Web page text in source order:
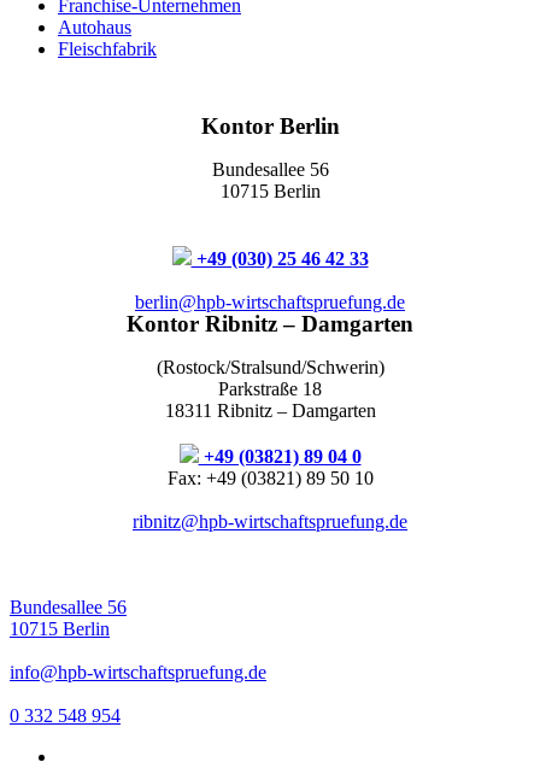
Franchise-Unternehmen
Autohaus
Fleischfabrik
Kontor Berlin
Bundesallee 56
10715 Berlin
+49 (030) 25 46 42 33
berlin@hpb-wirtschaftspruefung.de
Kontor Ribnitz – Damgarten
(Rostock/Stralsund/Schwerin)
Parkstraße 18
18311 Ribnitz – Damgarten
+49 (03821) 89 04 0
Fax: +49 (03821) 89 50 10
ribnitz@hpb-wirtschaftspruefung.de
Bundesallee 56
10715 Berlin
info@hpb-wirtschaftspruefung.de
0 332 548 954